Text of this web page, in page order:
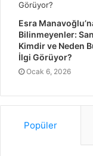
Esra
Bilinmeyenler:
Kimdir ve Neden
İlgi Görüyor?
Ocak 6, 2026
Popüler